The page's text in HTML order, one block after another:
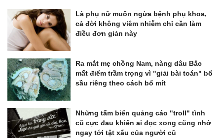
Là phụ nữ muốn ngừa bệnh phụ khoa,
cả đời không viêm nhiễm chỉ cần làm
điều đơn giản này
Ra mắt mẹ chồng Nam, nàng dâu Bắc
mất điểm trầm trọng vì "giải bài toán" bổ
sầu riêng theo cách bổ mít
Những tấm biển quảng cáo "troll" tình
cũ cực đau khiến ai đọc xong cũng nhớ
ngay tới tật xấu của người cũ